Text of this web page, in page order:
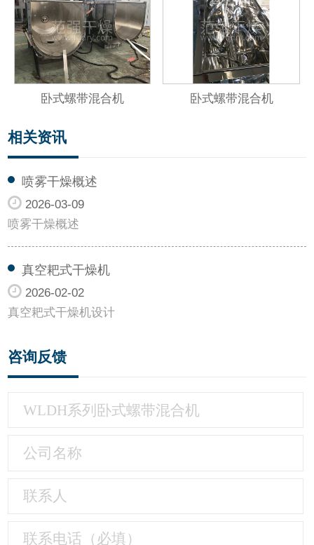
卧式螺带混合机 卧式螺带混合机
相关资讯
喷雾干燥概述
2026-03-09
喷雾干燥概述
真空耙式干燥机
2026-02-02
真空耙式干燥机设计
咨询反馈